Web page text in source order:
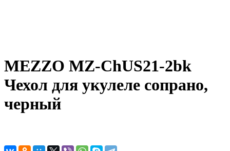
MEZZO MZ-ChUS21-2bk
Чехол для укулеле сопрано,
черный